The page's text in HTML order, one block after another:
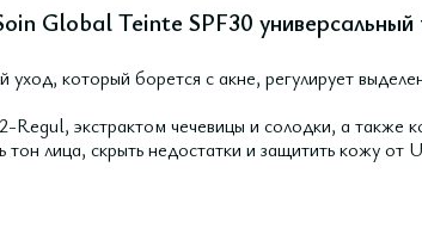
Global Teinte SPF30
который борется с акне, регулирует
экстрактом чечевицы и солодки, а также
тон лица, скрыть недостатки и защитить кожу